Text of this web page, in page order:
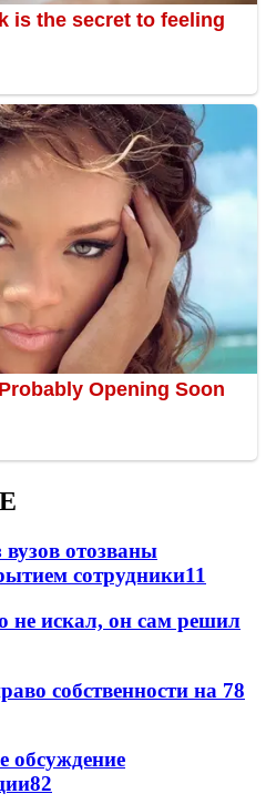
отозваны
сотрудники11
не искал, он сам решил
собственности на 78
обсуждение
82